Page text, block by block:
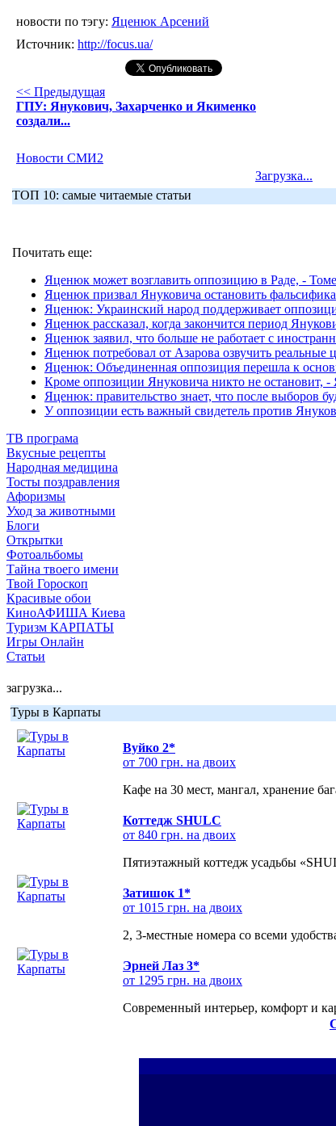
новости по тэгу: Яценюк Арсений
Источник: http://focus.ua/
<< Предыдущая
ГПУ: Янукович, Захарченко и Якименко
создали...
Новости СМИ2
Загрузка...
ТОП 10: самые читаемые статьи
Почитать еще:
Яценюк может возглавить оппозицию в Раде, -
Яценюк призвал Януковича остановить
Яценюк: Украинский народ поддерживает
Яценюк рассказал, когда закончится период
Яценюк заявил, что больше не работает с
Яценюк потребовал от Азарова озвучить реальные
Яценюк: Объединенная оппозиция перешла к
Кроме оппозиции Януковича никто не остановит,
Яценюк: правительство знает, что после выборов
У оппозиции есть важный свидетель против
ТВ програма
Вкусные рецепты
Народная медицина
Тосты поздравления
Афоризмы
Уход за животными
Блоги
Открытки
Фотоальбомы
Тайна твоего имени
Твой Гороскоп
Красивые обои
КиноАФИША Киева
Туризм КАРПАТЫ
Игры Онлайн
Статьи
загрузка...
Туры в Карпаты
Вуйко 2*
от 700 грн. на двоих
Кафе на 30 мест, мангал, хранение
Коттедж SHULC
от 840 грн. на двоих
Пятиэтажный коттедж усадьбы
Затишок 1*
от 1015 грн. на двоих
2, 3-местные номера со всеми
Эрней Лаз 3*
от 1295 грн. на двоих
Современный интерьер, комфорт и